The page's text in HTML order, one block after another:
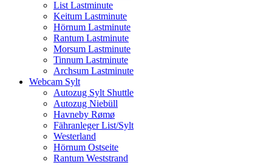
List Lastminute
Keitum Lastminute
Hörnum Lastminute
Rantum Lastminute
Morsum Lastminute
Tinnum Lastminute
Archsum Lastminute
Webcam Sylt
Autozug Sylt Shuttle
Autozug Niebüll
Havneby Rømø
Fähranleger List/Sylt
Westerland
Hörnum Ostseite
Rantum Weststrand